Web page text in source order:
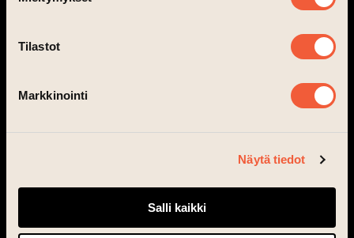
Tilastot
Markkinointi
Näytä tiedot
Salli kaikki
info@taiteentalo.fi
evenemang
Konstens Hus Magasin öppna tis-tor kl 15-23,